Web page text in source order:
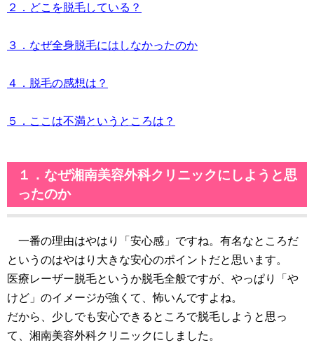
２．どこを脱毛している？
３．なぜ全身脱毛にはしなかったのか
４．脱毛の感想は？
５．ここは不満というところは？
１．なぜ湘南美容外科クリニックにしようと思
ったのか
一番の理由はやはり「安心感」ですね。有名なところだ
というのはやはり大きな安心のポイントだと思います。
医療レーザー脱毛というか脱毛全般ですが、やっぱり「や
けど」のイメージが強くて、怖いんですよね。
だから、少しでも安心できるところで脱毛しようと思っ
て、湘南美容外科クリニックにしました。